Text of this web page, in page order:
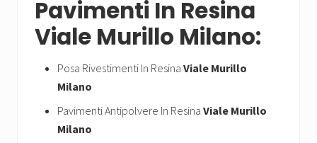
Pavimenti In Resina
Viale Murillo Milano:
Posa Rivestimenti In Resina Viale Murillo
Milano
Pavimenti Antipolvere In Resina Viale Murillo
Milano